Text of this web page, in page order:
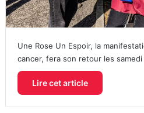
Une Rose Un Espoir, la
cancer, fera son retour les
Lire cet article